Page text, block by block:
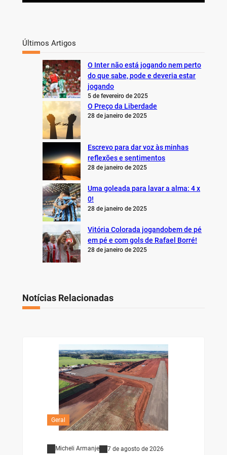
Últimos Artigos
O Inter não está jogando nem perto
do que sabe, pode e deveria estar
jogando
5 de fevereiro de 2025
O Preço da Liberdade
28 de janeiro de 2025
Escrevo para dar voz às minhas
reflexões e sentimentos
28 de janeiro de 2025
Uma goleada para lavar a alma: 4 x
0!
28 de janeiro de 2025
Vitória Colorada jogandobem de pé
em pé e com gols de Rafael Borré!
28 de janeiro de 2025
Notícias Relacionadas
Geral
Micheli Armanje 7 de agosto de 2026